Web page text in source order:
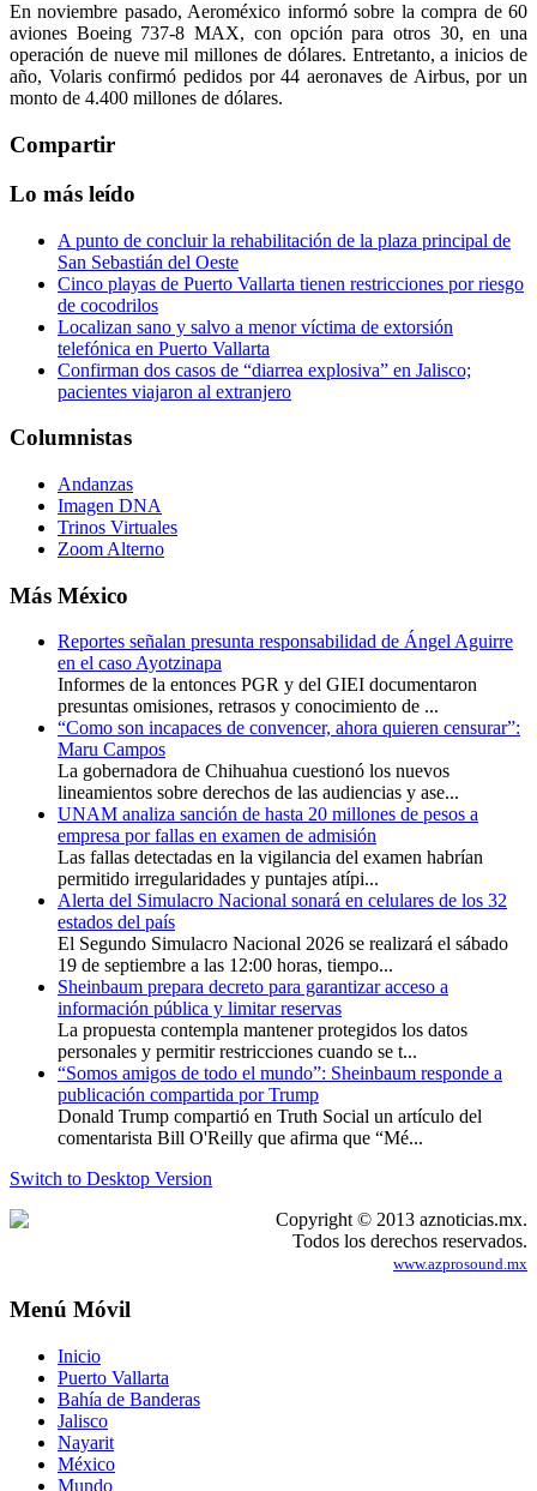
En noviembre pasado, Aeroméxico informó sobre la compra de 60
aviones Boeing 737-8 MAX, con opción para otros 30, en una
operación de nueve mil millones de dólares. Entretanto, a inicios de
año, Volaris confirmó pedidos por 44 aeronaves de Airbus, por un
monto de 4.400 millones de dólares.
Compartir
Lo más leído
A punto de concluir la rehabilitación de la plaza principal de
San Sebastián del Oeste
Cinco playas de Puerto Vallarta tienen restricciones por riesgo
de cocodrilos
Localizan sano y salvo a menor víctima de extorsión
telefónica en Puerto Vallarta
Confirman dos casos de “diarrea explosiva” en Jalisco;
pacientes viajaron al extranjero
Columnistas
Andanzas
Imagen DNA
Trinos Virtuales
Zoom Alterno
Más México
Reportes señalan presunta responsabilidad de Ángel Aguirre
en el caso Ayotzinapa
Informes de la entonces PGR y del GIEI documentaron
presuntas omisiones, retrasos y conocimiento de ...
“Como son incapaces de convencer, ahora quieren censurar”:
Maru Campos
La gobernadora de Chihuahua cuestionó los nuevos
lineamientos sobre derechos de las audiencias y ase...
UNAM analiza sanción de hasta 20 millones de pesos a
empresa por fallas en examen de admisión
Las fallas detectadas en la vigilancia del examen habrían
permitido irregularidades y puntajes atípi...
Alerta del Simulacro Nacional sonará en celulares de los 32
estados del país
El Segundo Simulacro Nacional 2026 se realizará el sábado
19 de septiembre a las 12:00 horas, tiempo...
Sheinbaum prepara decreto para garantizar acceso a
información pública y limitar reservas
La propuesta contempla mantener protegidos los datos
personales y permitir restricciones cuando se t...
“Somos amigos de todo el mundo”: Sheinbaum responde a
publicación compartida por Trump
Donald Trump compartió en Truth Social un artículo del
comentarista Bill O'Reilly que afirma que “Mé...
Switch to Desktop Version
Copyright © 2013 aznoticias.mx.
Todos los derechos reservados.
www.azprosound.mx
Menú Móvil
Inicio
Puerto Vallarta
Bahía de Banderas
Jalisco
Nayarit
México
Mundo